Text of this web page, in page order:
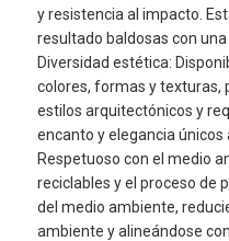
y resistencia al impacto.
resultado baldosas con una
Diversidad estética:
colores, formas y
estilos arquitectónicos y
encanto y elegancia únicos
Respetuoso con el medio
reciclables y el proceso de
del medio ambiente,
ambiente y alineándose